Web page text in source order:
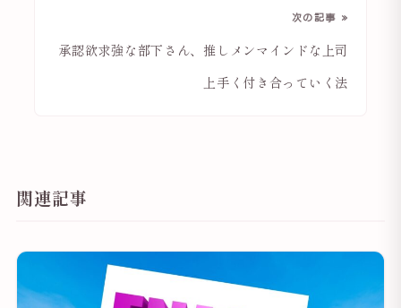
次の記事 »
承認欲求強な部下さん、推しメンマインドな上司
上手く付き合っていく法
関連記事